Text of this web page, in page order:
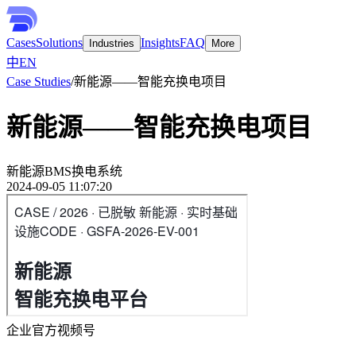
CasesSolutions Industries InsightsFAQ More
中EN
Case Studies/新能源——智能充换电项目
新能源——智能充换电项目
新能源BMS换电系统
2024-09-05 11:07:20
企业官方视频号